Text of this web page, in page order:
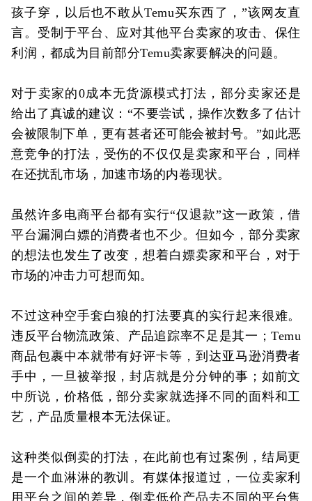
孩子穿，以后也不敢从Temu买东西了，”该网友直
言。受制于平台、应对其他平台卖家的攻击、保住
利润，都成为目前部分Temu卖家要解决的问题。
对于卖家的0成本无货源模式打法，部分卖家还是
给出了真诚的建议：“不要尝试，操作次数多了估计
会被限制下单，更有甚者还可能会被封号。”如此恶
意竞争的打法，受伤的不仅仅是卖家和平台，同样
在还扰乱市场，加速市场的内卷现状。
虽然许多电商平台都有实行“仅退款”这一政策，借
平台漏洞白嫖的消费者也不少。但如今，部分卖家
的想法也发生了改变，想着白嫖卖家和平台，对于
市场的冲击力可想而知。
不过这种空手套白狼的打法要真的实行起来很难。
违反平台物流政策、产品追踪率不足是其一；Temu
商品包裹中本就带有好评卡等，到达亚马逊消费者
手中，一旦被举报，封店就是分分钟的事；如前文
中所说，价格低，部分卖家就选择不同的面料和工
艺，产品质量根本无法保证。
这种类似倒卖的打法，在此前也有过案例，结局更
是一个血淋淋的教训。有媒体报道过，一位卖家利
用平台之间的差异，倒卖低价产品去不同的平台售